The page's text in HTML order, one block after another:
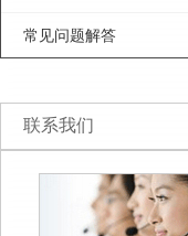
常见问题解答
联系我们